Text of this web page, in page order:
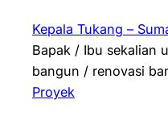
Kepala Tukang –
Bapak / Ibu sekalian
bangun / renovasi
Proyek